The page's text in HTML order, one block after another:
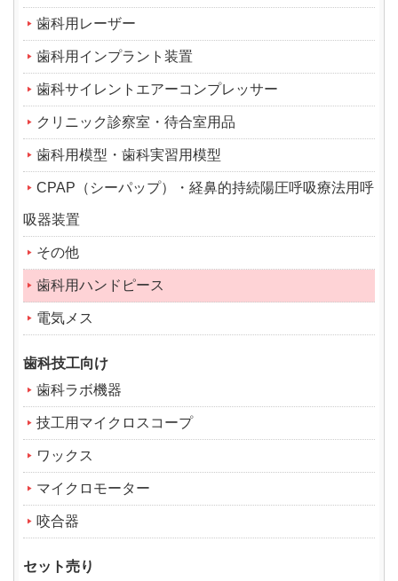
歯科用レーザー
歯科用インプラント装置
歯科サイレントエアーコンプレッサー
クリニック診察室・待合室用品
歯科用模型・歯科実習用模型
CPAP（シーパップ）・経鼻的持続陽圧呼吸療法用呼
吸器装置
その他
歯科用ハンドピース
電気メス
歯科技工向け
歯科ラボ機器
技工用マイクロスコープ
ワックス
マイクロモーター
咬合器
セット売り